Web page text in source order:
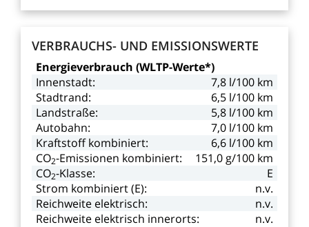
VERBRAUCHS- UND EMISSIONSWERTE
Energieverbrauch (WLTP-Werte*)
Innenstadt:
7,8 l/100 km
Stadtrand:
6,5 l/100 km
Landstraße:
5,8 l/100 km
Autobahn:
7,0 l/100 km
Kraftstoff kombiniert: 6,6 l/100 km
CO2-Emissionen kombiniert: 151,0 g/100 km
CO2-Klasse:
E
Strom kombiniert(E):
n.v.
Reichweite elektrisch:
n.v.
Reichweite elektrisch innerorts: n.v.